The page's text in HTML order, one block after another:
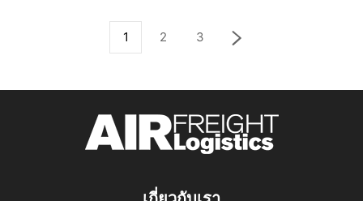
1 2 3